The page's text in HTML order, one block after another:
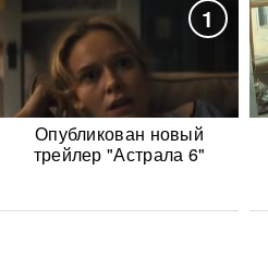
1
Опубликован новый
трейлер "Астрала 6"